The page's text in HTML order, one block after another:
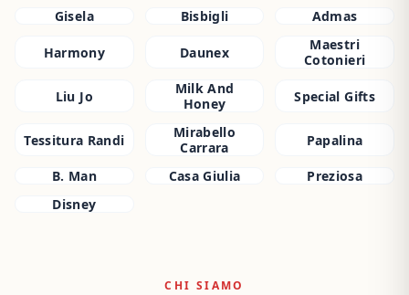
Gisela Bisbigli Admas
Harmony Daunex
Maestri
Cotonieri
Liu Jo
Milk And
Honey
Special Gifts
Tessitura Randi
Mirabello
Carrara
Papalina
B. Man Casa Giulia
Preziosa
Disney
CHI SIAMO